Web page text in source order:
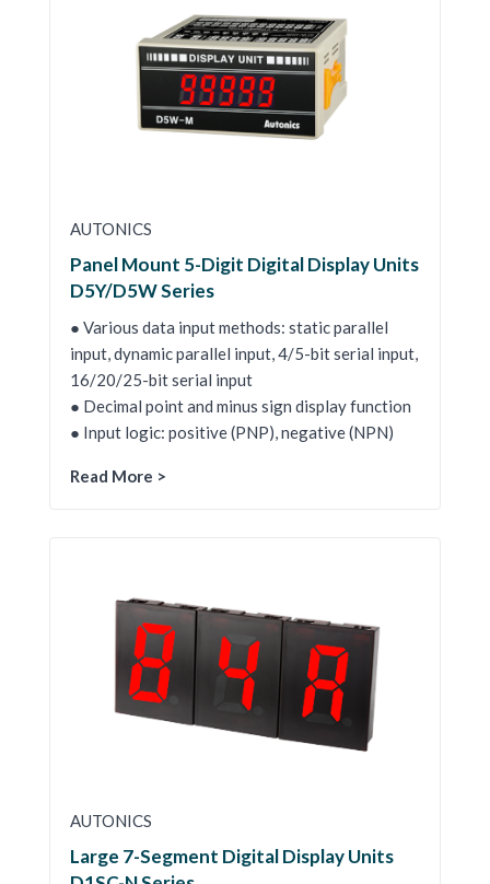
AUTONICS
Panel Mount 5-Digit Digital Display Units
D5Y/D5W Series
● Various data input methods: static parallel
input, dynamic parallel input, 4/5-bit serial input,
16/20/25-bit serial input
● Decimal point and minus sign display function
● Input logic: positive (PNP), negative (NPN)
Read More >
AUTONICS
Large 7-Segment Digital Display Units